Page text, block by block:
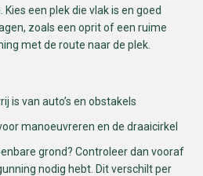
een plek die vlak is en goed
zoals een oprit of een ruime
met de route naar de plek.
is van auto’s en obstakels
manoeuvreren en de draaicirkel
grond? Controleer dan vooraf
nodig hebt. Dit verschilt per